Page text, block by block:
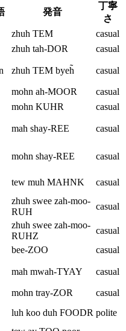
発音
丁寧
さ
zhuh TEM
casual
zhuh tah-DOR
casual
zhuh TEM byeh̃ casual
mohn ah-MOOR
casual
mohn KUHR
casual
mah shay-REE casual
mohn shay-REE casual
tew muh MAHNK casual
zhuh swee zah-moo-
RUH
casual
zhuh swee zah-moo-
RUHZ
casual
bee-ZOO
casual
mah mwah-TYAY casual
mohn tray-ZOR
casual
luh koo duh FOODR polite